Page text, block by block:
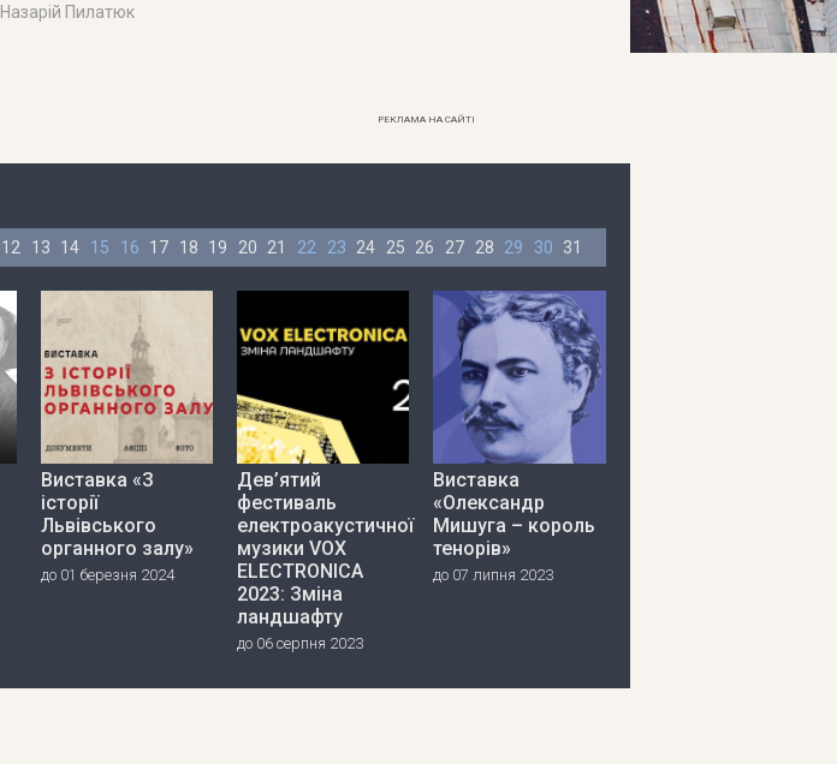
Назарій Пилатюк
РЕКЛАМА НА САЙТІ
12 13 14 15 16 17 18 19 20 21 22 23 24 25 26 27 28 29 30 31
Виставка «З
історії
Львівського
органного залу»
до 01 березня 2024
Дев’ятий
фестиваль
електроакустичної
музики VOX
ELECTRONICA
2023: Зміна
ландшафту
до 06 серпня 2023
Виставка
«Олександр
Мишуга – король
тенорів»
до 07 липня 2023